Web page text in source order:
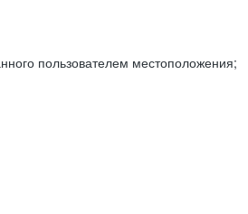
пользователем местоположения;